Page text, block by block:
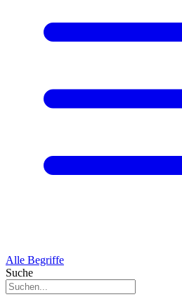
Alle Begriffe
Suche